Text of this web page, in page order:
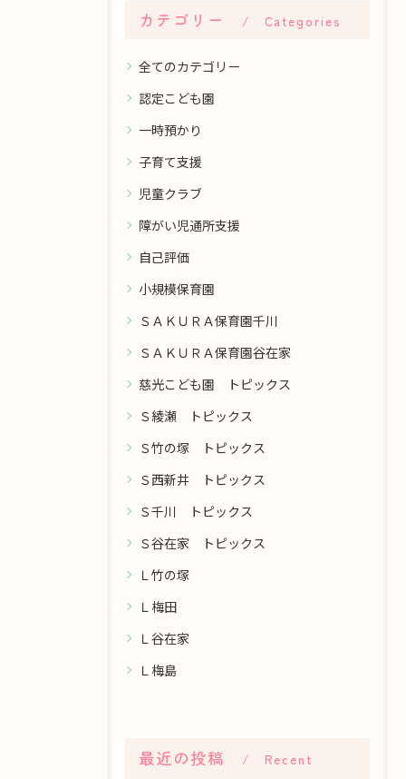
カテゴリー Categories
全てのカテゴリー
認定こども園
一時預かり
子育て支援
児童クラブ
障がい児通所支援
自己評価
小規模保育園
ＳＡＫＵＲＡ保育園千川
ＳＡＫＵＲＡ保育園谷在家
慈光こども園 トピックス
Ｓ綾瀬 トピックス
Ｓ竹の塚 トピックス
Ｓ西新井 トピックス
Ｓ千川 トピックス
Ｓ谷在家 トピックス
Ｌ竹の塚
Ｌ梅田
Ｌ谷在家
Ｌ梅島
最近の投稿
Recent